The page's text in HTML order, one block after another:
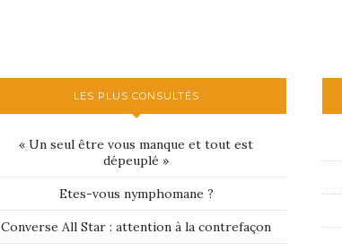
LES PLUS CONSULTÉS
« Un seul être vous manque et tout est
dépeuplé »
Etes-vous nymphomane ?
Converse All Star : attention à la contrefaçon